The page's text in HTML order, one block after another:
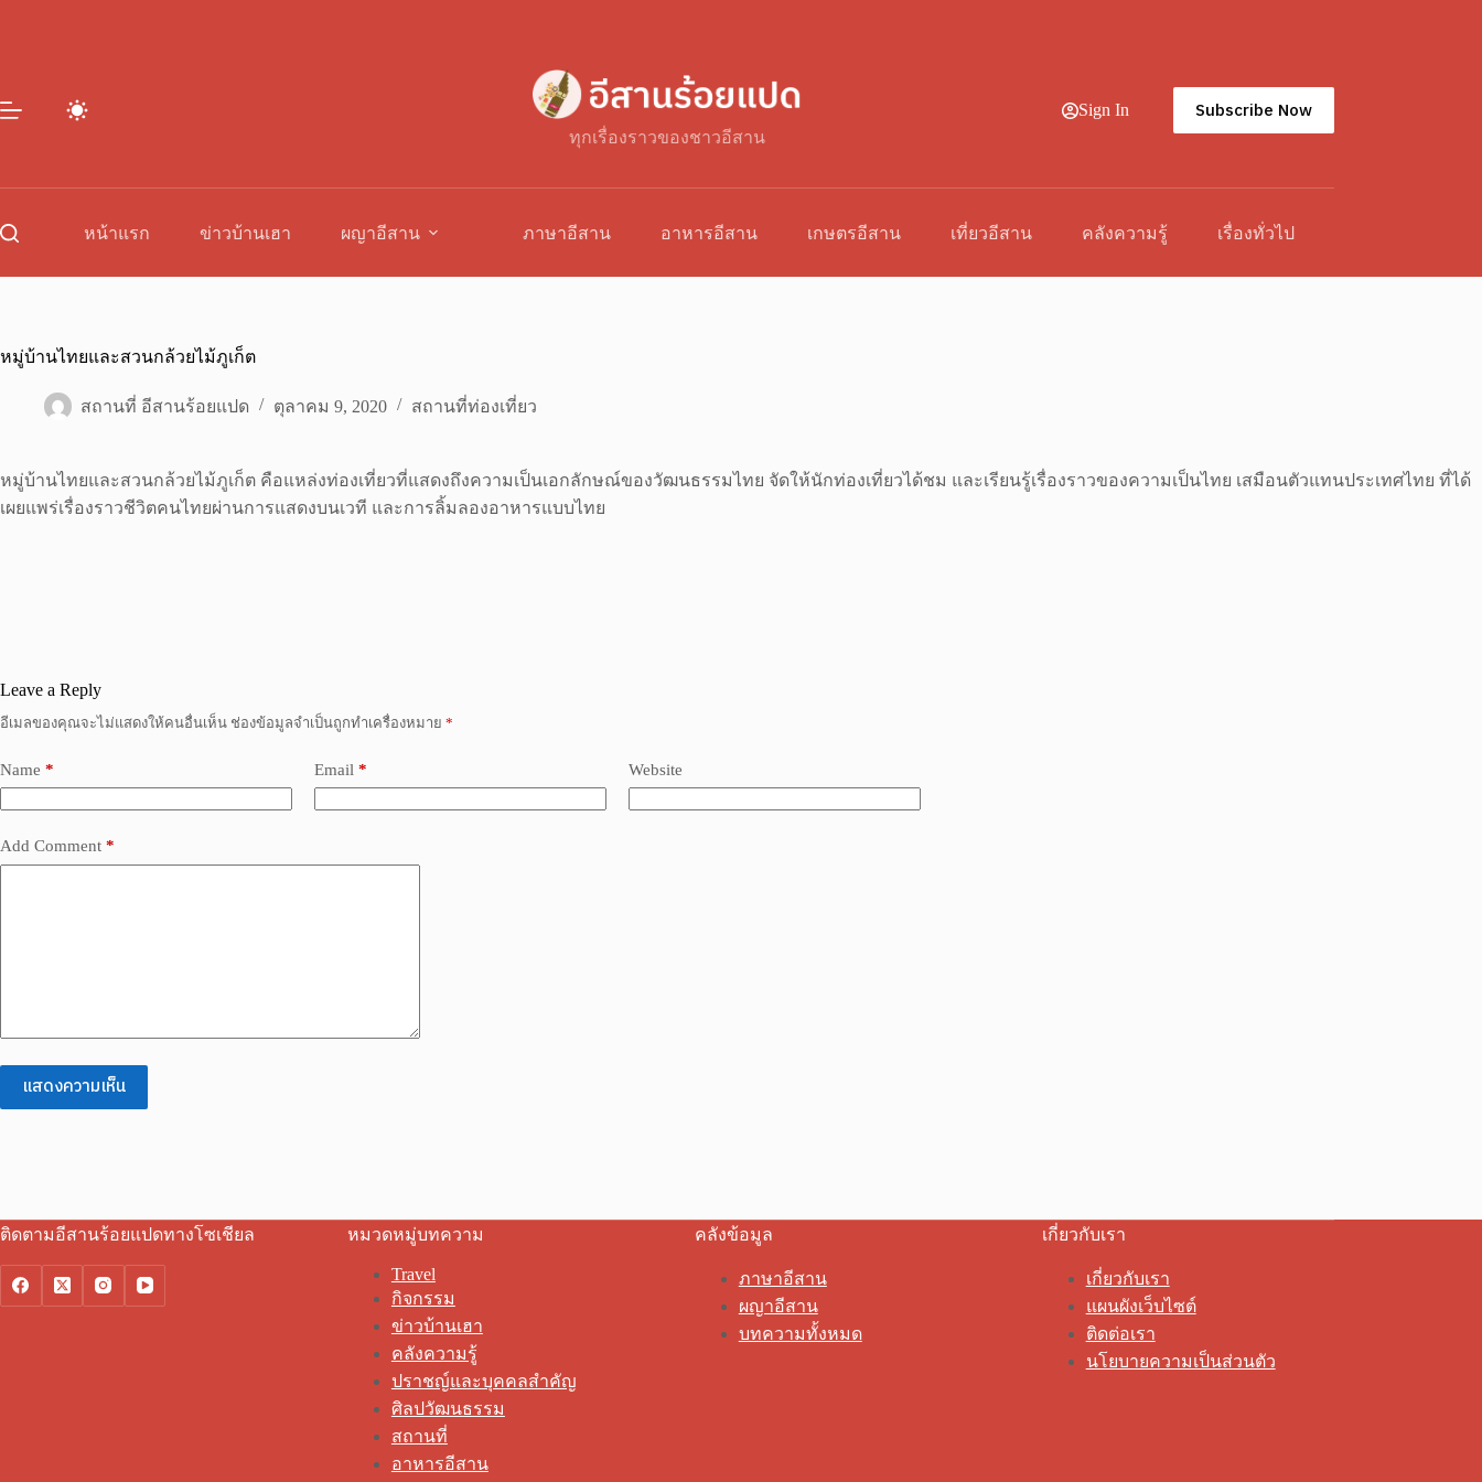
ทุกเรื่องราวของชาวอีสาน
Sign In Subscribe Now
หน้าแรก ข่าวบ้านเฮา ผญาอีสาน ภาษาอีสาน อาหารอีสาน เกษตรอีสาน เที่ยวอีสาน คลังความรู้ เรื่องทั่วไป
หมู่บ้านไทยและสวนกล้วยไม้ภูเก็ต
สถานที่ อีสานร้อยแปด ตุลาคม 9, 2020 สถานที่ท่องเที่ยว
หมู่บ้านไทยและสวนกล้วยไม้ภูเก็ต คือแหล่งท่องเที่ยวที่แสดงถึงความเป็นเอกลักษณ์ของวัฒนธรรมไทย จัดให้นักท่องเที่ยวได้ชม และเรียนรู้เรื่องราวของความเป็นไทย เสมือนตัวแทนประเทศไทย ที่ได้
เผยแพร่เรื่องราวชีวิตคนไทยผ่านการแสดงบนเวที และการลิ้มลองอาหารแบบไทย
Leave a Reply
อีเมลของคุณจะไม่แสดงให้คนอื่นเห็น ช่องข้อมูลจำเป็นถูกทำเครื่องหมาย *
Name * Email * Website
Add Comment *
แสดงความเห็น
ติดตามอีสานร้อยแปดทางโซเชียล หมวดหมู่บทความ
Travel
กิจกรรม
ข่าวบ้านเฮา
คลังความรู้
ปราชญ์และบุคคลสำคัญ
ศิลปวัฒนธรรม
สถานที่
อาหารอีสาน
คลังข้อมูล
ภาษาอีสาน
ผญาอีสาน
บทความทั้งหมด
เกี่ยวกับเรา
เกี่ยวกับเรา
แผนผังเว็บไซต์
ติดต่อเรา
นโยบายความเป็นส่วนตัว